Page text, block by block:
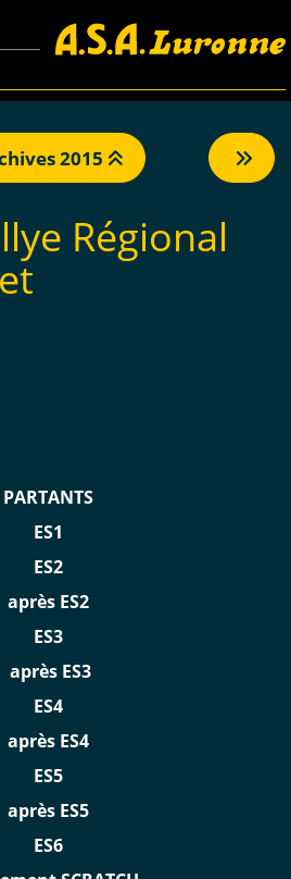
2015
Régional
PARTANTS
ES1
ES2
après ES2
ES3
après ES3
ES4
après ES4
ES5
après ES5
ES6